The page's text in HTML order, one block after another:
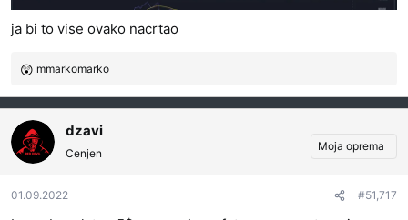
ja bi to vise ovako nacrtao
R
e
a
g
o
v
a
n
mmarkomarko
dzavi
Cenjen
Moja oprema
01.09.2022 #51,717